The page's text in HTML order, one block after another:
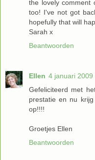
the lovely comment
too! I've not got
hopefully that will
Sarah x
Beantwoorden
Ellen 4 januari 2009
Gefeliciteerd met
prestatie en nu
op!!!!
Groetjes Ellen
Beantwoorden